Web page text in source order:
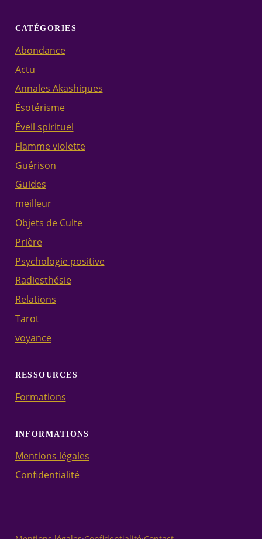
CATÉGORIES
Abondance
Actu
Annales Akashiques
Ésotérisme
Éveil spirituel
Flamme violette
Guérison
Guides
meilleur
Objets de Culte
Prière
Psychologie positive
Radiesthésie
Relations
Tarot
voyance
RESSOURCES
Formations
INFORMATIONS
Mentions légales
Confidentialité